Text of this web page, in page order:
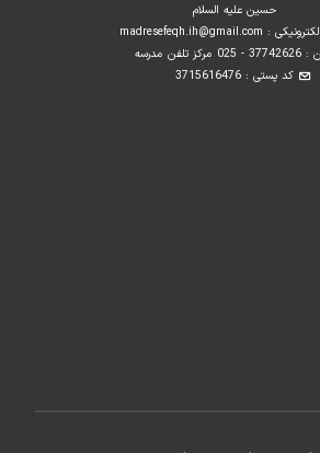
حسین علیه السلام
:
madresefeqh.ih@gmail.com
تلفن مدرسه
کد پستی : 3715616476